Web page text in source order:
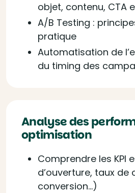
objet, contenu, CTA
A/B Testing :
pratique
Automatisation de
du timing des
Analyse des
optimisation
Comprendre les KPI
d’ouverture, taux de
conversion…)